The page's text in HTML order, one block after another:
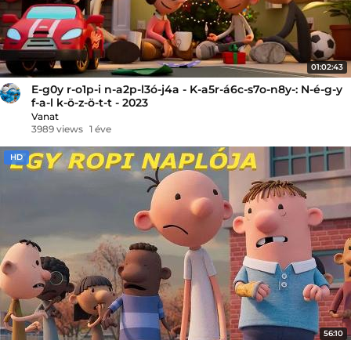
01:02:43
E-g0y r-o1p-i n-a2p-l3ó-j4a - K-a5r-á6c-s7o-n8y-: N-é-g-y
f-a-l k-ö-z-ö-t-t - 2023
Vanat
3989 views 1 éve
HD
56:10